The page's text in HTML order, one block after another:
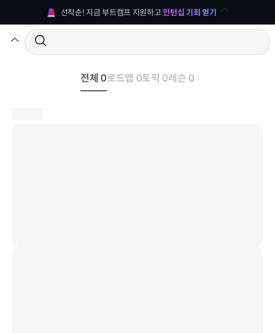
선착순! 지금 부트캠프 지원하고 인턴십 기회 얻기
전체 0로드맵 0토픽 0레슨 0